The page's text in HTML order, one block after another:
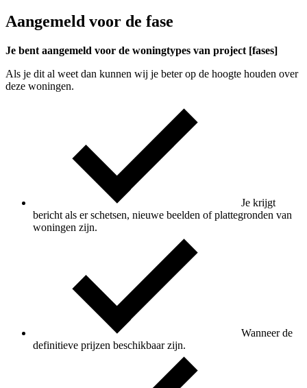
Aangemeld voor de fase
Je bent aangemeld voor de woningtypes van project [fases]
Als je dit al weet dan kunnen wij je beter op de hoogte houden over
deze woningen.
Je krijgt
bericht als er schetsen, nieuwe beelden of plattegronden van
woningen zijn.
Wanneer de
definitieve prijzen beschikbaar zijn.